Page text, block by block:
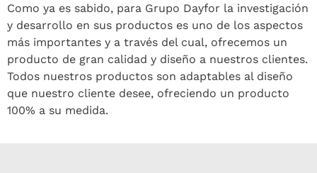
Como ya es sabido, para Grupo Dayfor la investigación
y desarrollo en sus productos es uno de los aspectos
más importantes y a través del cual, ofrecemos un
producto de gran calidad y diseño a nuestros clientes.
Todos nuestros productos son adaptables al diseño
que nuestro cliente desee, ofreciendo un producto
100% a su medida.